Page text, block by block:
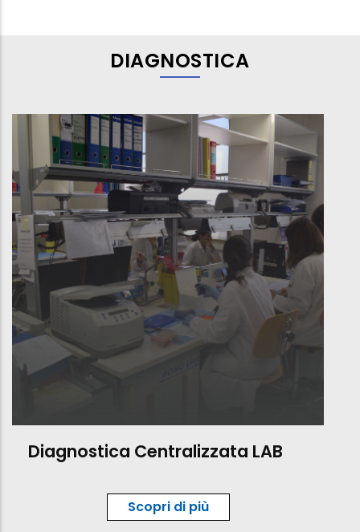
DIAGNOSTICA
Diagnostica Centralizzata LAB
Scopri di più